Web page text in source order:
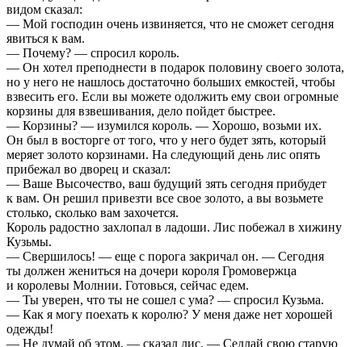
видом сказал:
— Мой господин очень извиняется, что не сможет сегодня
явиться к вам.
— Почему? — спросил король.
— Он хотел преподнести в подарок половину своего золота,
но у него не нашлось достаточно больших емкостей, чтобы
взвесить его. Если вы можете одолжить ему свои огромные
корзины для взвешивания, дело пойдет быстрее.
— Корзины? — изумился король. — Хорошо, возьми их.
Он был в восторге от того, что у него будет зять, который
меряет золото корзинами. На следующий день лис опять
прибежал во дворец и сказал:
— Ваше Высочество, ваш будущий зять сегодня прибудет
к вам. Он решил привезти все свое золото, а вы возьмете
столько, сколько вам захочется.
Король радостно захлопал в ладоши. Лис побежал в хижину
Кузьмы.
— Свершилось! — еще с порога закричал он. — Сегодня
ты должен жениться на дочери короля Громовержца
и королевы Молнии. Готовься, сейчас едем.
— Ты уверен, что ты не сошел с ума? — спросил Кузьма.
— Как я могу поехать к королю? У меня даже нет хорошей
одежды!
— Не думай об этом, — сказал лис. — Седлай свою старую